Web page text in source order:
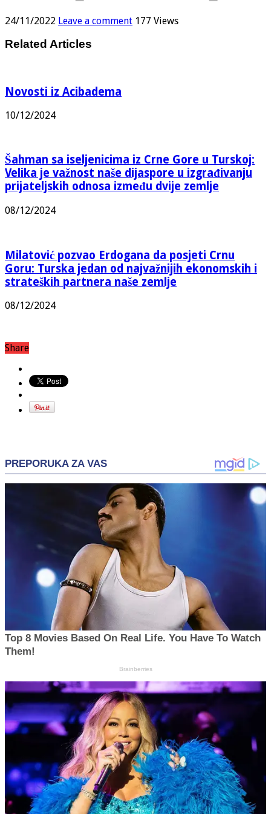
24/11/2022 Leave a comment 177 Views
Related Articles
Novosti iz Acibadema
10/12/2024
Šahman sa iseljenicima iz Crne Gore u Turskoj:
Velika je važnost naše dijaspore u izgrađivanju
prijateljskih odnosa između dvije zemlje
08/12/2024
Milatović pozvao Erdogana da posjeti Crnu
Goru: Turska jedan od najvažnijih ekonomskih i
strateških partnera naše zemlje
08/12/2024
Share